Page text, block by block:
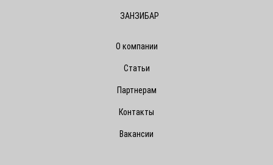
ЗАНЗИБАР
О компании
Статьи
Партнерам
Контакты
Вакансии